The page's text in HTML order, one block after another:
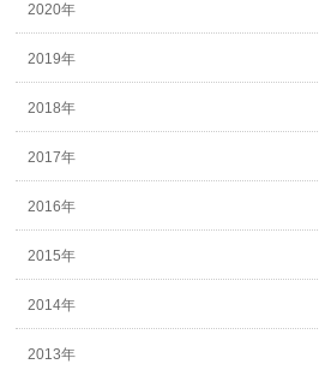
2020年
2019年
2018年
2017年
2016年
2015年
2014年
2013年